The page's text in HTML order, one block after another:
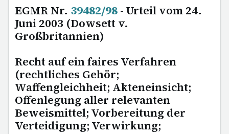
EGMR Nr. 39482/98 - Urteil vom 24.
Juni 2003 (Dowsett v.
Großbritannien)
Recht auf ein faires Verfahren
(rechtliches Gehör;
Waffengleichheit; Akteneinsicht;
Offenlegung aller relevanten
Beweismittel; Vorbereitung der
Verteidigung; Verwirkung;